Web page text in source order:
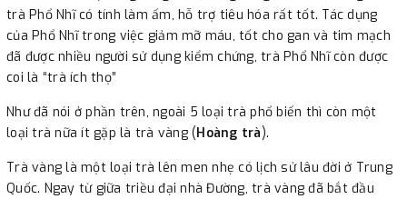
trà Phổ Nhĩ có tính làm ấm, hỗ trợ tiêu hóa rất tốt. Tác dụng
của Phổ Nhĩ trong việc giảm mỡ máu, tốt cho gan và tim mạch
đã được nhiều người sử dụng kiểm chứng, trà Phổ Nhĩ còn được
coi là “trà ích thọ”
Như đã nói ở phần trên, ngoài 5 loại trà phổ biến thì còn một
loại trà nữa ít gặp là trà vàng (Hoàng trà).
Trà vàng là một loại trà lên men nhẹ có lịch sử lâu đời ở Trung
Quốc. Ngay từ giữa triều đại nhà Đường, trà vàng đã bắt đầu